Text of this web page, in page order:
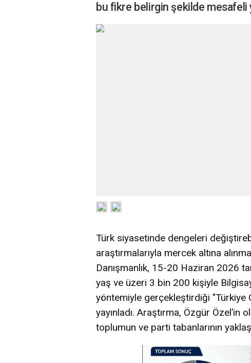
bu fikre belirgin şekilde mesafeli
Türk siyasetinde dengeleri
araştırmalarıyla mercek altına
Danışmanlık, 15-20 Haziran 2026
yaş ve üzeri 3 bin 200 kişiyle
yöntemiyle gerçekleştirdiği "Türkiye
yayınladı. Araştırma, Özgür Özel’in
toplumun ve parti tabanlarının